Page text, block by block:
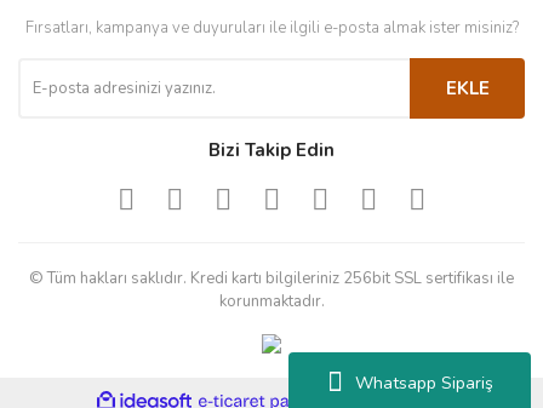
Whatsapp Sipariş
Fırsatları, kampanya ve duyuruları ile ilgili e-posta almak ister misiniz?
EKLE
Bizi Takip Edin
© Tüm hakları saklıdır. Kredi kartı bilgileriniz 256bit SSL sertifikası ile
korunmaktadır.
ideasoft